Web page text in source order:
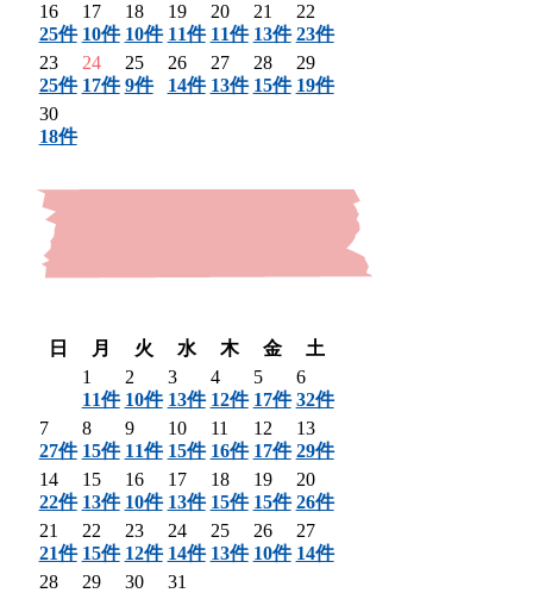
16
25件
17
10件
18
10件
19
11件
20
11件
21
13件
22
23件
23
25件
24
17件
25
9件
26
14件
27
13件
28
15件
29
19件
30
18件
日
月 火 水 木 金
土
1
11件
2
10件
3
13件
4
12件
5
17件
6
32件
7
27件
8
15件
9
11件
10
15件
11
16件
12
17件
13
29件
14
22件
15
13件
16
10件
17
13件
18
15件
19
15件
20
26件
21
21件
22
15件
23
12件
24
14件
25
13件
26
10件
27
14件
28
29
30
31